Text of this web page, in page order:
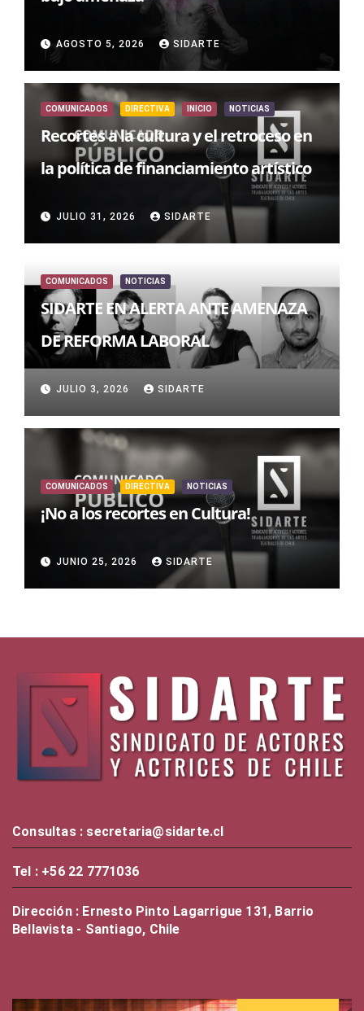
AGOSTO 5, 2026 SIDARTE
COMUNICADOS DIRECTIVA INICIO NOTICIAS
Recortes a la cultura y el retroceso en
la política de financiamiento artístico
JULIO 31, 2026 SIDARTE
COMUNICADOS NOTICIAS
SIDARTE EN ALERTA ANTE AMENAZA
DE REFORMA LABORAL
JULIO 3, 2026 SIDARTE
COMUNICADOS DIRECTIVA NOTICIAS
¡No a los recortes en Cultura!
JUNIO 25, 2026 SIDARTE
Consultas : secretaria@sidarte.cl
Tel : +56 22 7771036
Dirección : Ernesto Pinto Lagarrigue 131, Barrio
Bellavista - Santiago, Chile